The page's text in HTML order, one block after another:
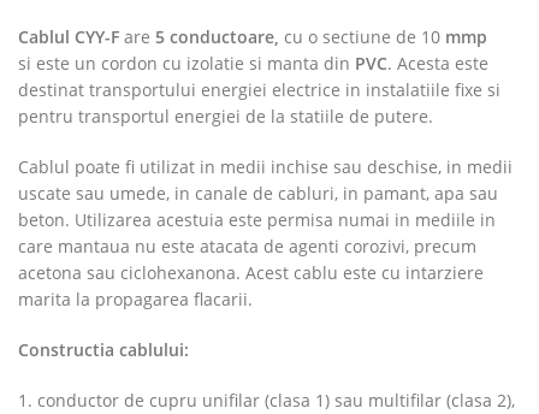
Cablul CYY-F are 5 conductoare, cu o sectiune de 10 mmp
si este un cordon cu izolatie si manta din PVC. Acesta este
destinat transportului energiei electrice in instalatiile fixe si
pentru transportul energiei de la statiile de putere.
Cablul poate fi utilizat in medii inchise sau deschise, in medii
uscate sau umede, in canale de cabluri, in pamant, apa sau
beton. Utilizarea acestuia este permisa numai in mediile in
care mantaua nu este atacata de agenti corozivi, precum
acetona sau ciclohexanona. Acest cablu este cu intarziere
marita la propagarea flacarii.
Constructia cablului:
1. conductor de cupru unifilar (clasa 1) sau multifilar (clasa 2),